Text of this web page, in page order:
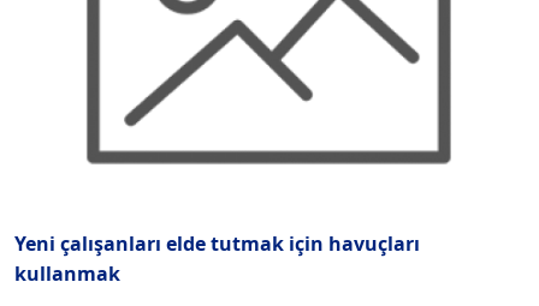
Yeni çalışanları elde tutmak için havuçları
kullanmak